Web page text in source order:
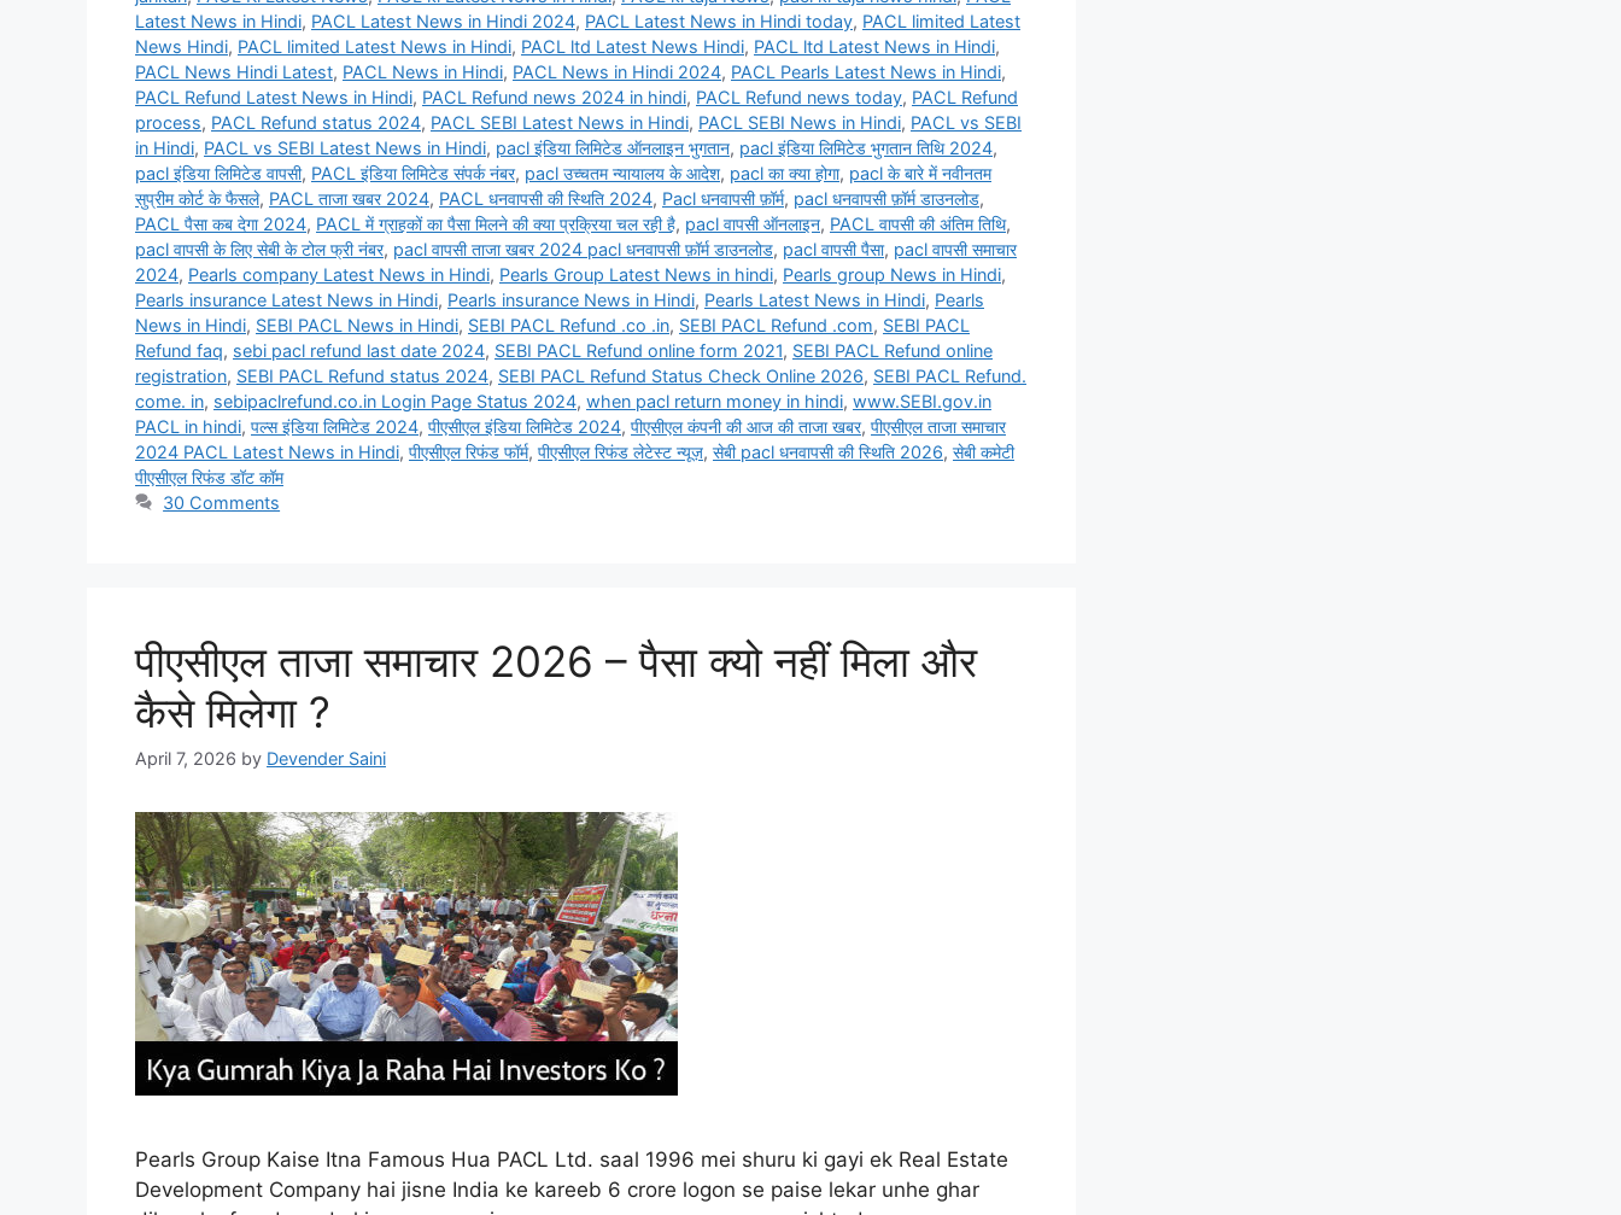
Latest News in Hindi, PACL Latest News in Hindi 2024, PACL Latest News in Hindi today, PACL limited Latest
News Hindi, PACL limited Latest News in Hindi, PACL ltd Latest News Hindi, PACL ltd Latest News in Hindi,
PACL News Hindi Latest, PACL News in Hindi, PACL News in Hindi 2024, PACL Pearls Latest News in Hindi,
PACL Refund Latest News in Hindi, PACL Refund news 2024 in hindi, PACL Refund news today, PACL Refund
process, PACL Refund status 2024, PACL SEBI Latest News in Hindi, PACL SEBI News in Hindi, PACL vs SEBI
in Hindi, PACL vs SEBI Latest News in Hindi, pacl इंडिया लिमिटेड ऑनलाइन भुगतान, pacl इंडिया लिमिटेड भुगतान तिथि 2024,
pacl इंडिया लिमिटेड वापसी, PACL इंडिया लिमिटेड संपर्क नंबर, pacl उच्चतम न्यायालय के आदेश, pacl का क्या होगा, pacl के बारे में नवीनतम
सुप्रीम कोर्ट के फैसले, PACL ताजा खबर 2024, PACL धनवापसी की स्थिति 2024, Pacl धनवापसी फ़ॉर्म, pacl धनवापसी फ़ॉर्म डाउनलोड,
PACL पैसा कब देगा 2024, PACL में ग्राहकों का पैसा मिलने की क्या प्रक्रिया चल रही है, pacl वापसी ऑनलाइन, PACL वापसी की अंतिम तिथि,
pacl वापसी के लिए सेबी के टोल फ्री नंबर, pacl वापसी ताजा खबर 2024 pacl धनवापसी फ़ॉर्म डाउनलोड, pacl वापसी पैसा, pacl वापसी समाचार
2024, Pearls company Latest News in Hindi, Pearls Group Latest News in hindi, Pearls group News in Hindi,
Pearls insurance Latest News in Hindi, Pearls insurance News in Hindi, Pearls Latest News in Hindi, Pearls
News in Hindi, SEBI PACL News in Hindi, SEBI PACL Refund .co .in, SEBI PACL Refund .com, SEBI PACL
Refund faq, sebi pacl refund last date 2024, SEBI PACL Refund online form 2021, SEBI PACL Refund online
registration, SEBI PACL Refund status 2024, SEBI PACL Refund Status Check Online 2026, SEBI PACL Refund.
come. in, sebipaclrefund.co.in Login Page Status 2024, when pacl return money in hindi, www.SEBI.gov.in
PACL in hindi, पल्स इंडिया लिमिटेड 2024, पीएसीएल इंडिया लिमिटेड 2024, पीएसीएल कंपनी की आज की ताजा खबर, पीएसीएल ताजा समाचार
2024 PACL Latest News in Hindi, पीएसीएल रिफंड फॉर्म, पीएसीएल रिफंड लेटेस्ट न्यूज़, सेबी pacl धनवापसी की स्थिति 2026, सेबी कमेटी
पीएसीएल रिफंड डॉट कॉम
30 Comments
पीएसीएल ताजा समाचार 2026 – पैसा क्यो नहीं मिला और
कैसे मिलेगा ?
April 7, 2026 by Devender Saini
Pearls Group Kaise Itna Famous Hua PACL Ltd. saal 1996 mei shuru ki gayi ek Real Estate
Development Company hai jisne India ke kareeb 6 crore logon se paise lekar unhe ghar